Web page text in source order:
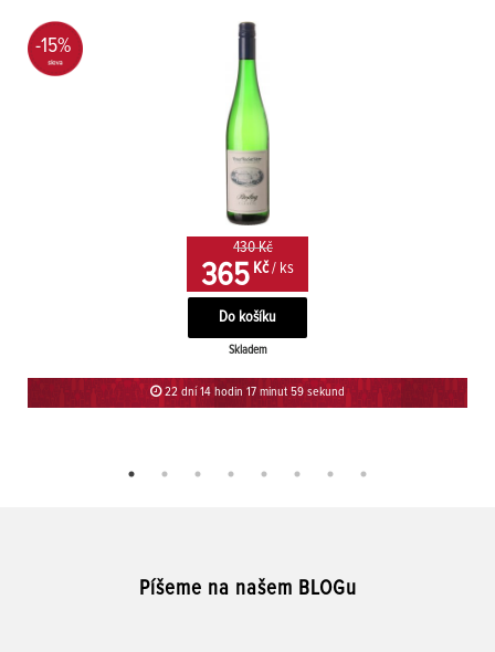
-15%
430 Kč
365 Kč / ks
Skladem
22 dní 14 hodin 17 minut 58 sekund
Píšeme na našem BLOGu